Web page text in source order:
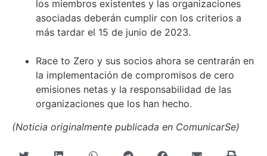
los miembros existentes y las organizaciones
asociadas deberán cumplir con los criterios a
más tardar el 15 de junio de 2023.
Race to Zero y sus socios ahora se centrarán en
la implementación de compromisos de cero
emisiones netas y la responsabilidad de las
organizaciones que los han hecho.
(Noticia originalmente publicada en ComunicarSe)